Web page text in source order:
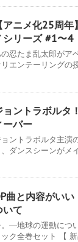
【アニメ化25周
シリーズ #1〜4
忍たま乱太郎がア
リエンテーリングの
ョントラボル
ーバー
ョントラボルタ主演
、ダンスシーンがメ
曲と内容がい
いて
―地球の運動につ
ック全巻セット 【